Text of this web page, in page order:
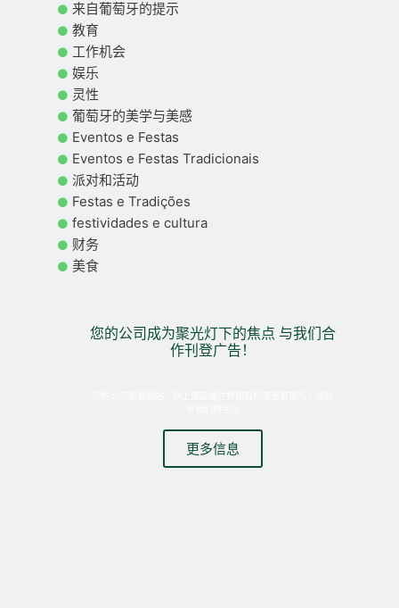
来自葡萄牙的提示
教育
工作机会
娱乐
灵性
葡萄牙的美学与美感
Eventos e Festas
Eventos e Festas Tradicionais
派对和活动
Festas e Tradições
festividades e cultura
财务
美食
您的公司成为聚光灯下的焦点 与我们合
作刊登广告！
更多信息